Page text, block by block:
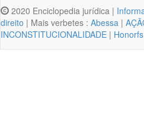
2020 Enciclopedia jurídica |
direito | Mais verbetes : Abessa |
INCONSTITUCIONALIDADE |